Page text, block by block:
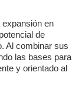
en
de
Al combinar sus
las bases para
y orientado al